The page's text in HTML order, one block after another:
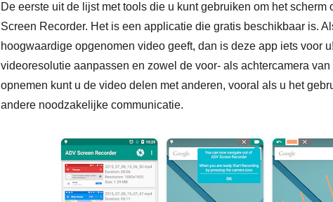
De eerste uit de lijst met tools die u kunt gebruiken om het
Screen Recorder. Het is een applicatie die gratis beschikbaar is.
hoogwaardige opgenomen video geeft, dan is deze app iets voor
videoresolutie aanpassen en zowel de voor- als achtercamera
opnemen kunt u de video delen met anderen, vooral als u het
andere noodzakelijke communicatie.